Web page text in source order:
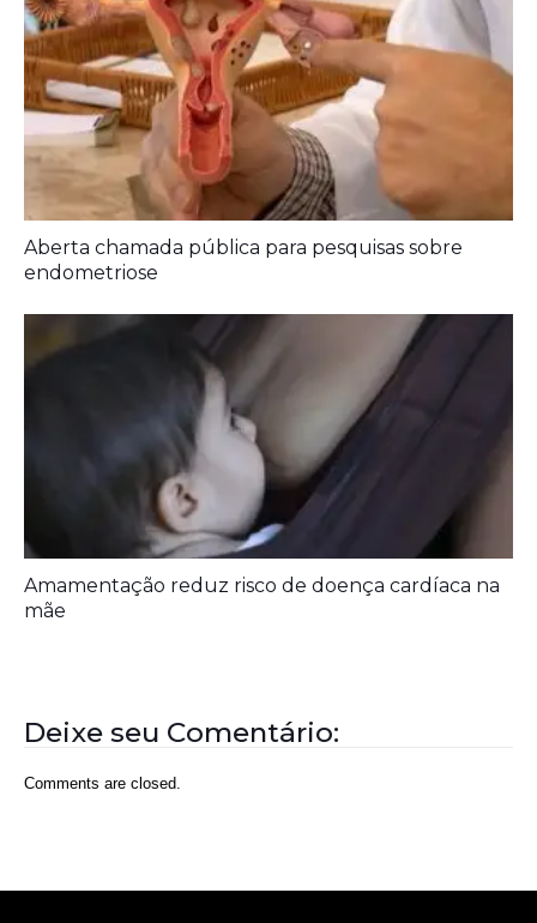
Aberta chamada pública para pesquisas sobre
endometriose
Amamentação reduz risco de doença cardíaca na
mãe
Deixe seu Comentário:
Comments are closed.